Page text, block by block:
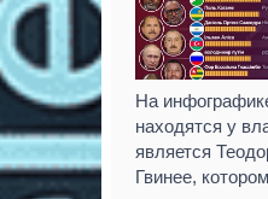
На
находятся у
является
Гвинее,